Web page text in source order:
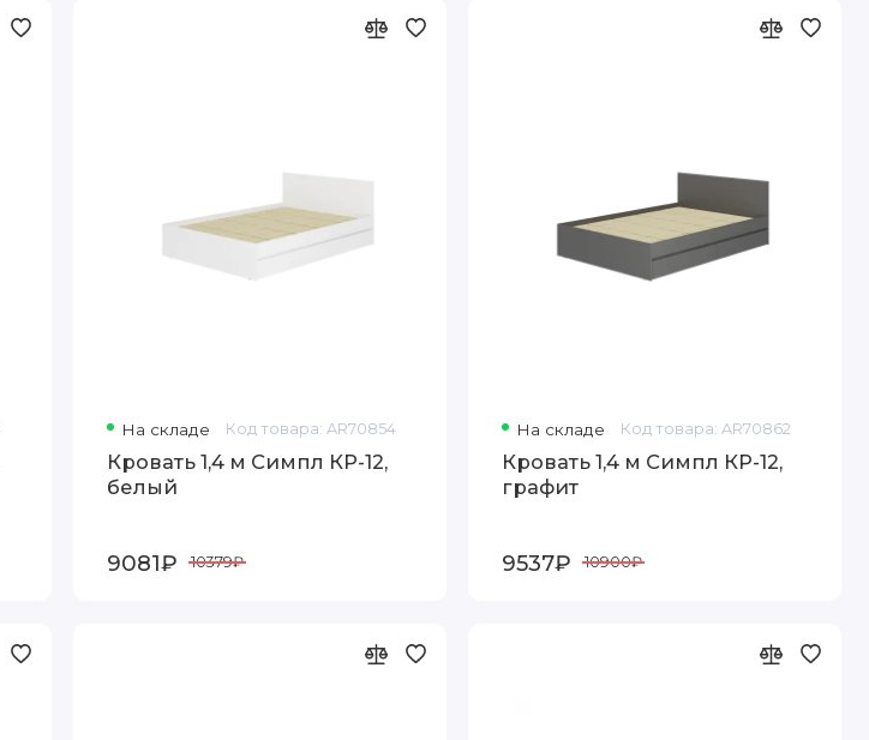
На складе Код товара: AR70854
Кровать 1,4 м Симпл КР-12,
белый
9081₽ 10379₽
На складе Код товара: AR70862
Кровать 1,4 м Симпл КР-12,
графит
9537₽ 10900₽